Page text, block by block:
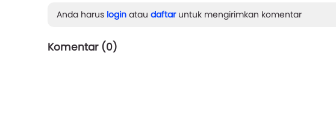
Anda harus login atau daftaruntuk mengirimkan komentar
Komentar (0)